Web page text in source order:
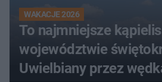
WAKACJE 2026
To najmniejsze
województwie
Uwielbiany przez